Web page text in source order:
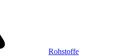
Rohstoffe